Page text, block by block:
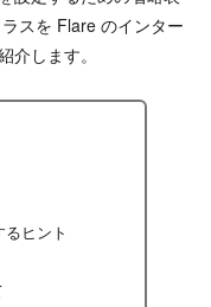
スを Flare のインター
します。
ヒント